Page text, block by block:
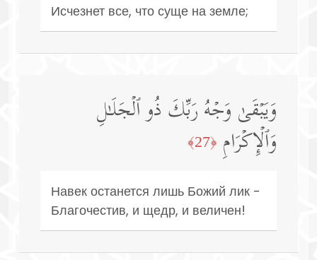
Исчезнет все, что суще на земле;
وَیَبۡقَىٰ وَجۡهُ رَبِّكَ ذُو ٱلۡجَلَـٰلِ
وَٱلۡإِكۡرَامِ ﴿27﴾
Навек останется лишь Божий лик -
Благочестив, и щедр, и величен!